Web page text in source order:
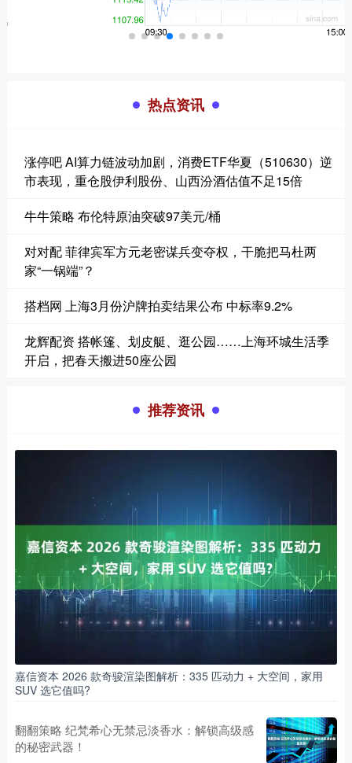
热点资讯
涨停吧 AI算力链波动加剧，消费ETF华夏（510630）逆
市表现，重仓股伊利股份、山西汾酒估值不足15倍
牛牛策略 布伦特原油突破97美元/桶
对对配 菲律宾军方元老密谋兵变夺权，干脆把马杜两
家“一锅端”？
搭档网 上海3月份沪牌拍卖结果公布 中标率9.2%
龙辉配资 搭帐篷、划皮艇、逛公园……上海环城生活季
开启，把春天搬进50座公园
推荐资讯
嘉信资本 2026 款奇骏渲染图解析：335 匹动力 + 大空间，家用
SUV 选它值吗?
翻翻策略 纪梵希心无禁忌淡香水：解锁高级感
的秘密武器！